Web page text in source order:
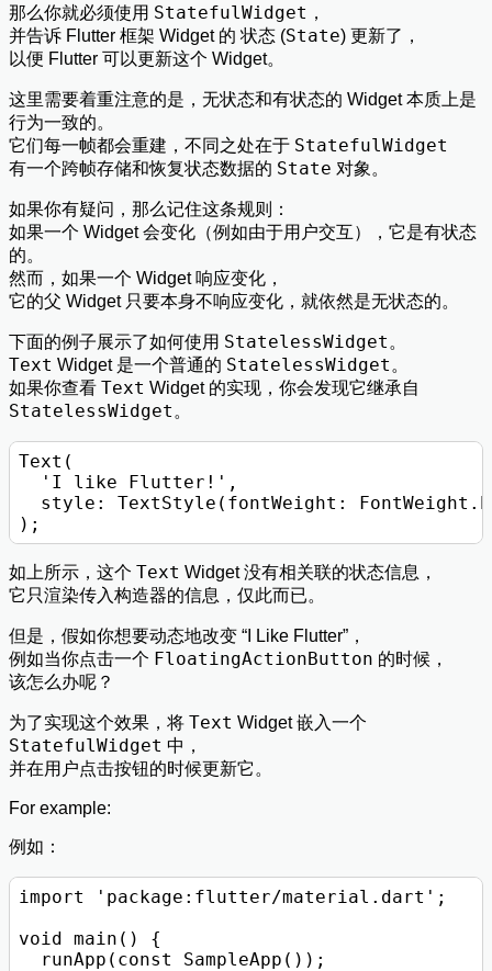
那么你就必须使用 StatefulWidget ，
并告诉 Flutter 框架 Widget 的 状态 (State) 更新了，
以便 Flutter 可以更新这个 Widget。
这里需要着重注意的是，无状态和有状态的 Widget 本质上是
行为一致的。
它们每一帧都会重建，不同之处在于 StatefulWidget
有一个跨帧存储和恢复状态数据的 State 对象。
如果你有疑问，那么记住这条规则：
如果一个 Widget 会变化（例如由于用户交互），它是有状态
的。
然而，如果一个 Widget 响应变化，
它的父 Widget 只要本身不响应变化，就依然是无状态的。
下面的例子展示了如何使用 StatelessWidget 。
Text Widget 是一个普通的 StatelessWidget 。
如果你查看 Text Widget 的实现，你会发现它继承自
StatelessWidget 。
Text(
  'I like Flutter!',
style: TextStyle(fontWeight:
如上所示，这个 Text Widget 没有相关联的状态信息，
它只渲染传入构造器的信息，仅此而已。
但是，假如你想要动态地改变 “I Like Flutter”，
例如当你点击一个 FloatingActionButton 的时候，
该怎么办呢？
为了实现这个效果，将 Text Widget 嵌入一个
StatefulWidget 中，
并在用户点击按钮的时候更新它。
For example:
例如：
import 'package:flutter/material.dart';
void main() {
  runApp(const SampleApp());